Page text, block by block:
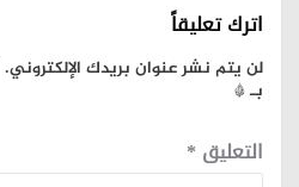
اترك تعليقاً
لن يتم نشر عنوان بريدك الإلكتروني.
بـ*
التعليق *